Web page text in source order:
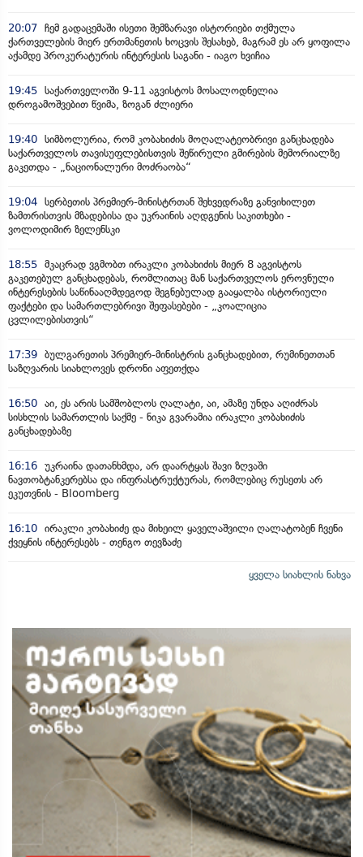
20:07 ჩემ გადაცემაში ისეთი შემზარავი ისტორიები თქმულა
ქართველების მიერ ერთმანეთის ხოცვის შესახებ, მაგრამ ეს არ ყოფილა
აქამდე პროკურატურის ინტერესის საგანი - იაგო ხვიჩია
19:45 საქართველოში 9-11 აგვისტოს მოსალოდნელია
დროგამოშვებით წვიმა, ზოგან ძლიერი
19:40 სიმბოლურია, რომ კობახიძის მოღალატეობრივი განცხადება
საქართველოს თავისუფლებისთვის შეწირული გმირების მემორიალზე
გაკეთდა - „ნაციონალური მოძრაობა“
19:04 სერბეთის პრემიერ-მინისტრთან შეხვედრაზე განვიხილეთ
ზამთრისთვის მზადებისა და უკრაინის აღდგენის საკითხები -
ვოლოდიმირ ზელენსკი
18:55 მკაცრად ვგმობთ ირაკლი კობახიძის მიერ 8 აგვისტოს
გაკეთებულ განცხადებას, რომლითაც მან საქართველოს ეროვნული
ინტერესების საწინააღმდეგოდ შეგნებულად გააყალბა ისტორიული
ფაქტები და სამართლებრივი შეფასებები - „კოალიცია
ცვლილებისთვის“
17:39 ბულგარეთის პრემიერ-მინისტრის განცხადებით, რუმინეთთან
საზღვარის სიახლოვეს დრონი აფეთქდა
16:50 აი, ეს არის სამშობლოს ღალატი, აი, ამაზე უნდა აღიძრას
სისხლის სამართლის საქმე - ნიკა გვარამია ირაკლი კობახიძის
განცხადებაზე
16:16 უკრაინა დათანხმდა, არ დაარტყას შავი ზღვაში
ნავთობტანკერებსა და ინფრასტრუქტურას, რომლებიც რუსეთს არ
ეკუთვნის - Bloomberg
16:10 ირაკლი კობახიძე და მიხეილ ყაველაშვილი ღალატობენ ჩვენი
ქვეყნის ინტერესებს - თენგო თევზაძე
ყველა სიახლის ნახვა